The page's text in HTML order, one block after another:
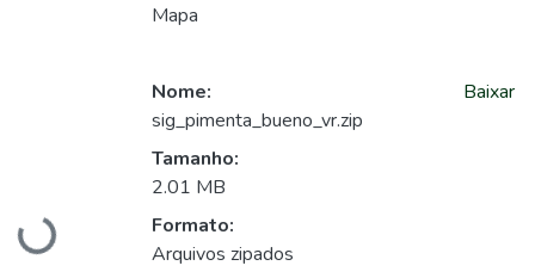
Mapa
Carregando...
Nome:
sig_pimenta_bueno_vr.zip
Tamanho:
2.01 MB
Formato:
Arquivos zipados
Baixar